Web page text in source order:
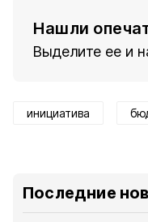
Нашли
Выделите ее и
инициатива
Последние